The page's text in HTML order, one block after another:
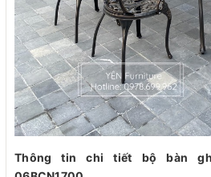
Thông tin chi tiết bộ bàn